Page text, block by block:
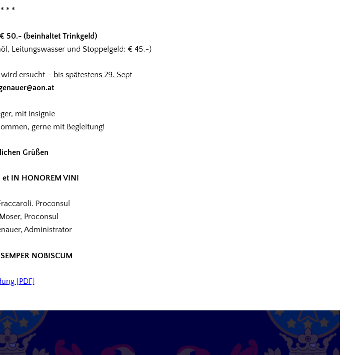
* * *
50.- (beinhaltet Trinkgeld)
Leitungswasser und Stoppelgeld: € 45.-)
ersucht – bis spätestens 29. Sept
mit Insignie
gerne mit Begleitung!
Grüßen
et IN HONOREM VINI
Proconsul
Proconsul
Administrator
NOBISCUM
[PDF]